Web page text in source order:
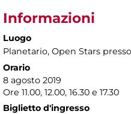
Informazioni
Luogo
Planetario, Open Stars
Orario
8 agosto 2019
Ore 11.00, 12.00, 16.30 e 17.30
Biglietto d'ingresso